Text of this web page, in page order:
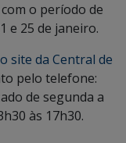
o período de
e 25 de janeiro.
o site da Central de
pelo telefone:
de segunda a
às 17h30.